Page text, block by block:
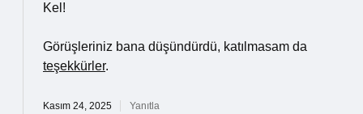
Kel!
Görüşleriniz bana düşündürdü, katılmasam da
teşekkürler.
Kasım 24, 2025 Yanıtla